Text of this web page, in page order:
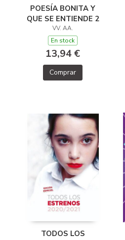
POESÍA BONITA Y
QUE SE ENTIENDE 2
VV. AA.
En stock
13,94 €
Comprar
TODOS LOS